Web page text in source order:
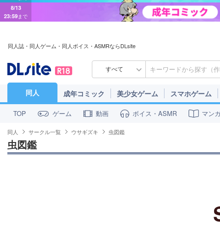
8/13
23:59 まで
同人誌・同人ゲーム・同人ボイス・ASMRならDLsite
すべて
同人 成年コミック 美少女ゲーム スマホゲーム
TOP ゲーム 動画 ボイス・ASMR マン
同人 サークル一覧 ウサギズキ 虫図鑑
虫図鑑